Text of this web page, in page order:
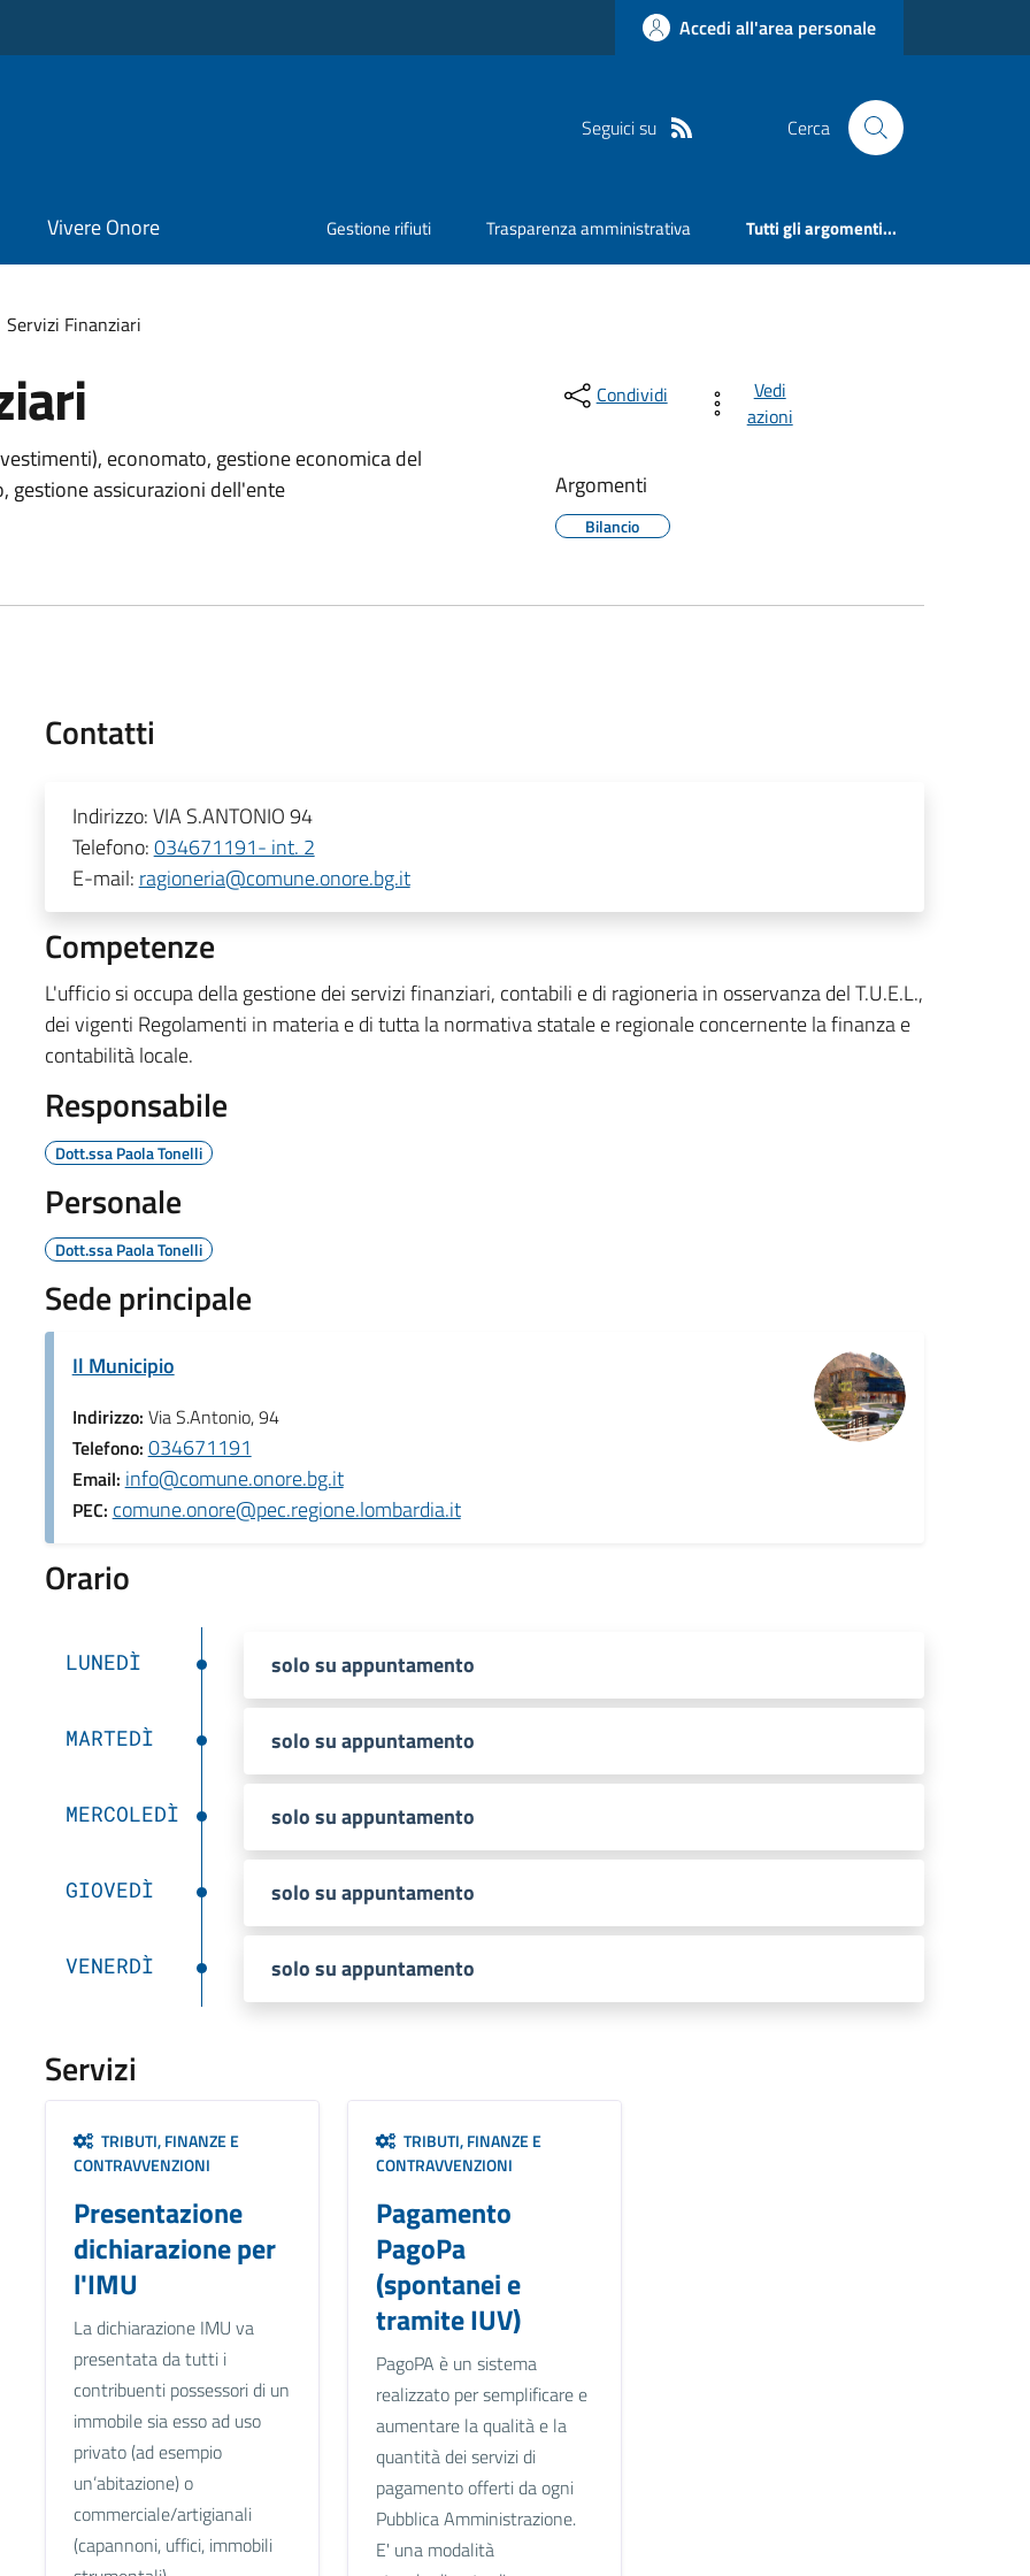
Accedi all'area personale
Seguici su Cerca
Vivere Onore Gestione rifiuti Trasparenza amministrativa Tutti gli argomenti...
Servizi Finanziari
economato, gestione economica del
gestione assicurazioni dell'ente
Condividi
Vedi
azioni
Argomenti
Bilancio
Contatti
Indirizzo:VIA S.ANTONIO 94
Telefono:034671191- int. 2
E-mail: ragioneria@comune.onore.bg.it
Competenze
L'ufficio si occupa della gestione dei servizi finanziari, contabili e di ragioneria in osservanza del T.U.E.L.,
dei vigenti Regolamenti in materia e di tutta la normativa statale e regionale concernente la finanza e
contabilità locale.
Responsabile
Dott.ssa Paola Tonelli
Personale
Dott.ssa Paola Tonelli
Sede principale
Il Municipio
Indirizzo: Via S.Antonio, 94
Telefono: 034671191
Email: info@comune.onore.bg.it
PEC: comune.onore@pec.regione.lombardia.it
Orario
LUNEDÌ solo su appuntamento
MARTEDÌ solo su appuntamento
MERCOLEDÌ solo su appuntamento
GIOVEDÌ solo su appuntamento
VENERDÌ solo su appuntamento
Servizi
TRIBUTI, FINANZE E
CONTRAVVENZIONI
Presentazione
dichiarazione per
l'IMU
La dichiarazione IMU va
presentata da tutti i
contribuenti possessori di un
immobile sia esso ad uso
privato (ad esempio
un’abitazione) o
commerciale/artigianali
(capannoni, uffici, immobili
TRIBUTI, FINANZE E
CONTRAVVENZIONI
Pagamento
PagoPa
(spontanei e
tramite IUV)
PagoPA è un sistema
realizzato per semplificare e
aumentare la qualità e la
quantità dei servizi di
pagamento offerti da ogni
Pubblica Amministrazione.
E' una modalità